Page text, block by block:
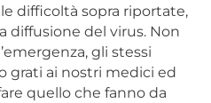
difficoltà sopra riportate,
diffusione del virus. Non
gli stessi
grati ai nostri medici ed
quello che fanno da